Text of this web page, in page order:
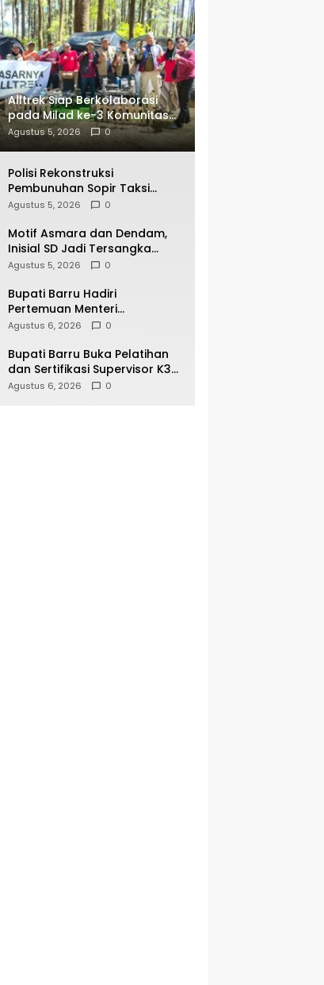
Alltrek Siap Berkolaborasi
pada Milad ke-3 Komunitas
Camping IKA Smandel
Makassar di Malino
Agustus 5, 2026 0
Polisi Rekonstruksi
Pembunuhan Sopir Taksi
Online di Maros, Tersangka
Agustus 5, 2026 0
Motif Asmara dan Dendam,
Inisial SD Jadi Tersangka
Pembunuhan Sopir Taksi
Agustus 5, 2026 0
Bupati Barru Hadiri
Pertemuan Menteri
Lingkungan Hidup Bahas PSEL
Agustus 6, 2026 0
Bupati Barru Buka Pelatihan
dan Sertifikasi Supervisor K3
Konstruksi, Dorong Budaya
Agustus 6, 2026 0